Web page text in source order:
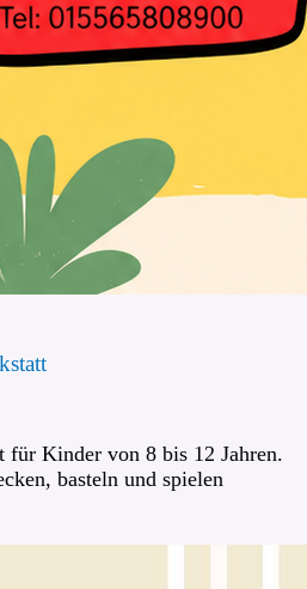
für Kinder von 8 bis 12 Jahren.
basteln und spielen